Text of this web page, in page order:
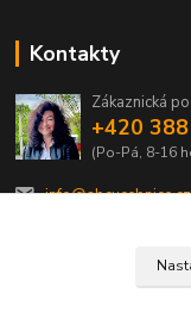
Kontakty
Zákaznická
+420
(Po-Pá, 8-16
info@abcucebnice.cz